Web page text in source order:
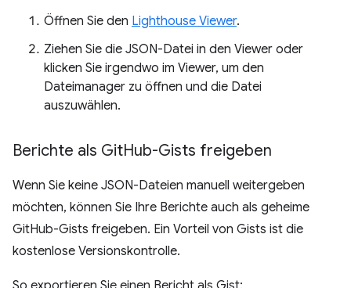
Öffnen Sie den Lighthouse Viewer.
Ziehen Sie die JSON-Datei in den Viewer oder
klicken Sie irgendwo im Viewer, um den
Dateimanager zu öffnen und die Datei
auszuwählen.
Berichte als GitHub-Gists freigeben
Wenn Sie keine JSON-Dateien manuell weitergeben
möchten, können Sie Ihre Berichte auch als geheime
GitHub-Gists freigeben. Ein Vorteil von Gists ist die
kostenlose Versionskontrolle.